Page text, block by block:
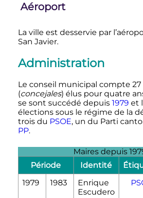
Aéroport
La ville est desservie par
San Javier.
Administration
Le conseil municipal compte
(concejales) élus pour quatre
se sont succédé depuis 1979 et
élections sous le régime de la
trois du PSOE, un du Parti
PP.
Maires depuis
Période
Identité
1979
1983
Enrique
Escudero